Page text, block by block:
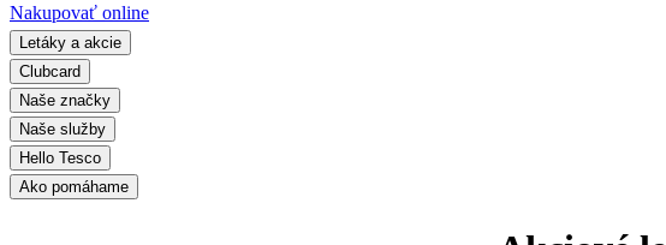
Nakupovať online
Letáky a akcie
Clubcard
Naše značky
Naše služby
Hello Tesco
Ako pomáhame